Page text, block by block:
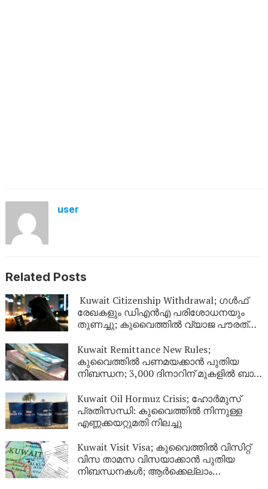
user
Related Posts
Kuwait Citizenship Withdrawal; ഗൾഫ്
രേഖകളും ഡിഎൻഎ പരിശോധനയും
തുണച്ചു; കുവൈത്തിൽ വ്യാജ പൗരത്വം
Kuwait Remittance New Rules;
കുവൈത്തിൽ പണമയക്കാൻ പുതിയ
നിബന്ധന; 3,000 ദിനാറിന് മുകളിൽ ബാങ്ക്
Kuwait Oil Hormuz Crisis; ഹോർമുസ്
പ്രതിസന്ധി: കുവൈത്തിൽ നിന്നുള്ള
എണ്ണക്കയറ്റുമതി നിലച്ചു
Kuwait Visit Visa; കുവൈത്തിൽ വിസിറ്റ്
വിസ താമസ വിസയാക്കാൻ പുതിയ
നിബന്ധനകൾ; ആർക്കെല്ലാം